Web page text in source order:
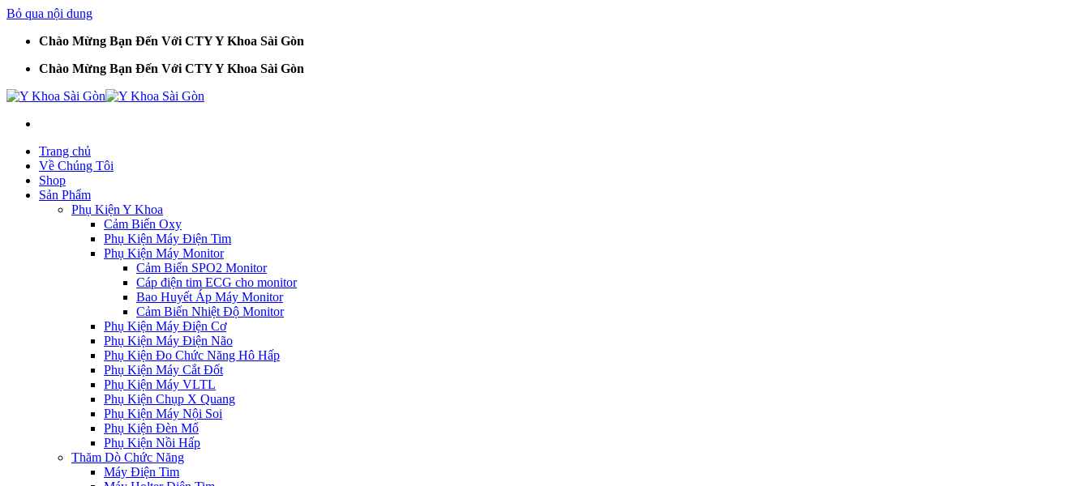
Bỏ qua nội dung
Chào Mừng Bạn Đến Với CTY Y Khoa Sài Gòn
Chào Mừng Bạn Đến Với CTY Y Khoa Sài Gòn
Trang chủ
Về Chúng Tôi
Shop
Sản Phẩm
Phụ Kiện Y Khoa
Cảm Biến Oxy
Phụ Kiện Máy Điện Tim
Phụ Kiện Máy Monitor
Cảm Biến SPO2 Monitor
Cáp điện tim ECG cho monitor
Bao Huyết Áp Máy Monitor
Cảm Biến Nhiệt Độ Monitor
Phụ Kiện Máy Điện Cơ
Phụ Kiện Máy Điện Não
Phụ Kiện Đo Chức Năng Hô Hấp
Phụ Kiện Máy Cắt Đốt
Phụ Kiện Máy VLTL
Phụ Kiện Chụp X Quang
Phụ Kiện Máy Nội Soi
Phụ Kiện Đèn Mổ
Phụ Kiện Nồi Hấp
Thăm Dò Chức Năng
Máy Điện Tim